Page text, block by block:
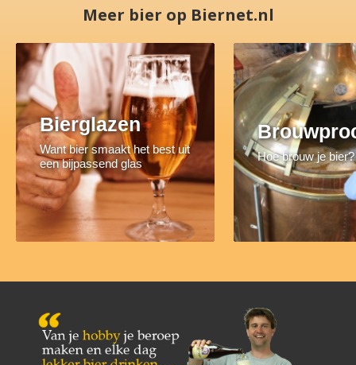
Meer bier op Biernet.nl
Bierglazen
Want bier smaakt het best uit
een bijpassend glas
Hoe brouw je bier?